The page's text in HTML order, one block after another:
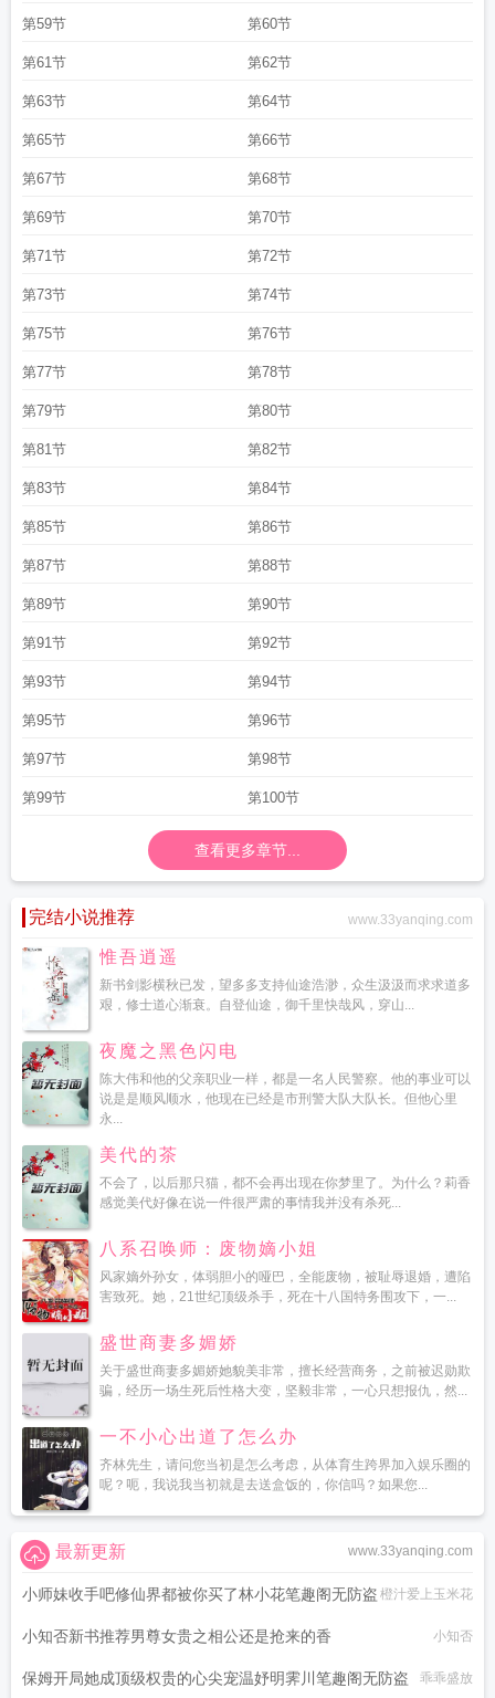
第59节 第60节
第61节 第62节
第63节 第64节
第65节 第66节
第67节 第68节
第69节 第70节
第71节 第72节
第73节 第74节
第75节 第76节
第77节 第78节
第79节 第80节
第81节 第82节
第83节 第84节
第85节 第86节
第87节 第88节
第89节 第90节
第91节 第92节
第93节 第94节
第95节 第96节
第97节 第98节
第99节 第100节
查看更多章节...
完结小说推荐 www.33yanqing.com
惟吾逍遥
新书剑影横秋已发，望多多支持仙途浩渺，众生汲汲而求求道多
艰，修士道心渐衰。自登仙途，御千里快哉风，穿山...
夜魔之黑色闪电
陈大伟和他的父亲职业一样，都是一名人民警察。他的事业可以
说是是顺风顺水，他现在已经是市刑警大队大队长。但他心里
永...
美代的茶
不会了，以后那只猫，都不会再出现在你梦里了。为什么？莉香
感觉美代好像在说一件很严肃的事情我并没有杀死...
八系召唤师：废物嫡小姐
风家嫡外孙女，体弱胆小的哑巴，全能废物，被耻辱退婚，遭陷
害致死。她，21世纪顶级杀手，死在十八国特务围攻下，一...
盛世商妻多媚娇
关于盛世商妻多媚娇她貌美非常，擅长经营商务，之前被迟勋欺
骗，经历一场生死后性格大变，坚毅非常，一心只想报仇，然...
一不小心出道了怎么办
齐林先生，请问您当初是怎么考虑，从体育生跨界加入娱乐圈的
呢？呃，我说我当初就是去送盒饭的，你信吗？如果您...
www.33yanqing.com
最新更新
小师妹收手吧修仙界都被你买了林小花笔趣阁无防盗 橙汁爱上玉米花
小知否新书推荐男尊女贵之相公还是抢来的香 小知否
保姆开局她成顶级权贵的心尖宠温妤明霁川笔趣阁无防盗 乖乖盛放